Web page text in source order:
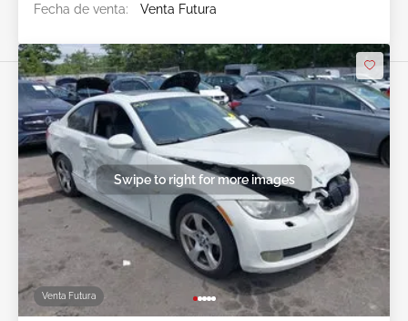
Fecha de venta:
Venta Futura
Venta Futura
Swipe to right for more images